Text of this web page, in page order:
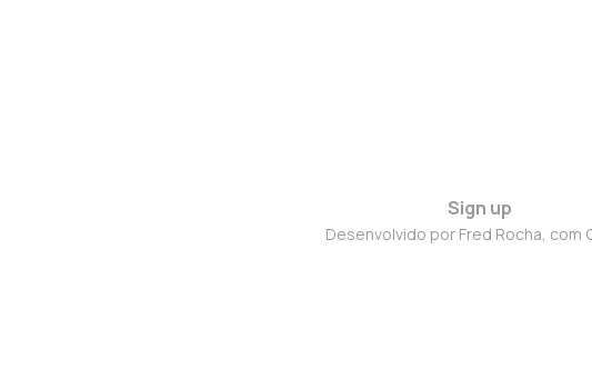
Sign up
Desenvolvido por Fred Rocha, com